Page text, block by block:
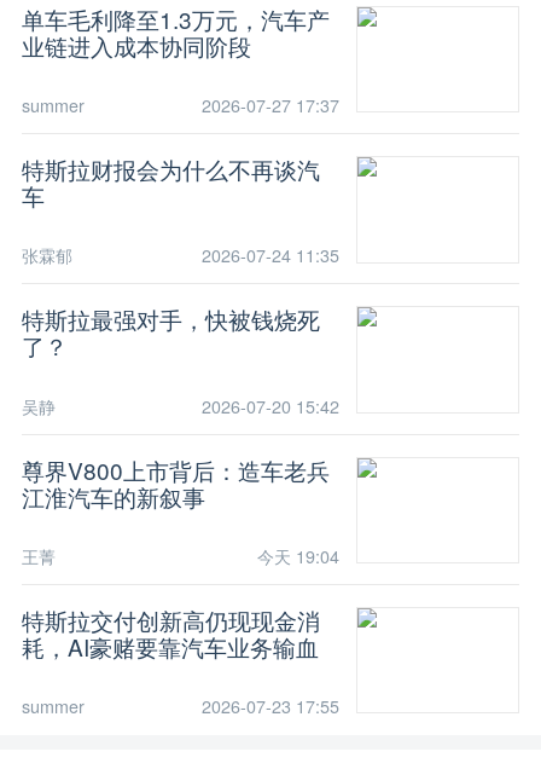
单车毛利降至1.3万元，汽车产
业链进入成本协同阶段
summer 2026-07-27 17:37
特斯拉财报会为什么不再谈汽
车
张霖郁 2026-07-24 11:35
特斯拉最强对手，快被钱烧死
了？
吴静 2026-07-20 15:42
尊界V800上市背后：造车老兵
江淮汽车的新叙事
王菁 今天 19:04
特斯拉交付创新高仍现现金消
耗，AI豪赌要靠汽车业务输血
summer 2026-07-23 17:55